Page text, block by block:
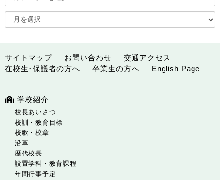
サイトマップ お問い合わせ
交通アクセス
在校生･保護者の方へ
卒業生の方へ English Page
学校紹介
校長あいさつ
校訓・教育目標
校歌・校章
沿革
歴代校長
設置学科・教育課程
年間行事予定